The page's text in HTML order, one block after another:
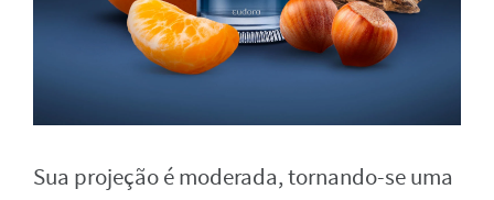
Sua projeção é moderada, tornando-se uma